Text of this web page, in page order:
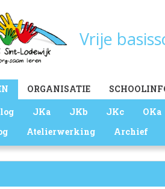
Vrije
JKa JKb JKc
OKa
Atelierwerking Archief
ORGANISATIE